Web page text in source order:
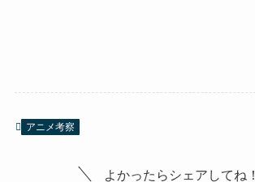
アニメ考察
よかったらシェアしてね！